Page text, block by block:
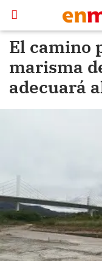
El camino
marisma
adecuará